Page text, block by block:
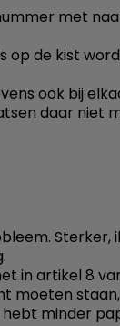
met
op de kist
ook bij
daar niet
Sterker,
in artikel 8
moeten
minder